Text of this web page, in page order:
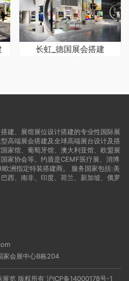
长虹_德国展会搭建
建、展馆展位设计搭建的专业性国际展
高端展会搭建及全球高端展台设计及搭
家馆、葡萄牙馆、澳大利亚馆、欧盟展
家协会等。约盾是CEMF医疗展、消博
洲指定特装搭建商。 服务国家包括:美
巴西、南非、印度、荷兰、新加坡、俄罗
家会展中心B栋204
览 版权所有 沪ICP备14000178号-1